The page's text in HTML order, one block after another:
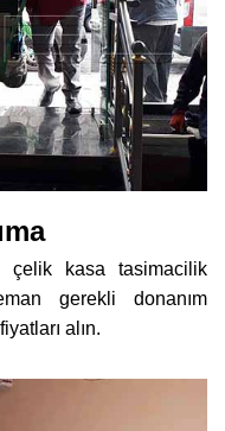
çelik kasa tasimacilik
gerekli donanım
alın.